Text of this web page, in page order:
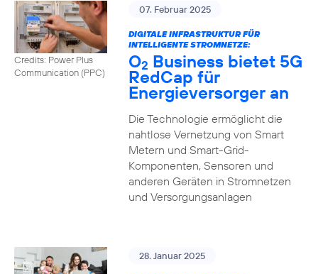
Credits: Power Plus
Communication (PPC)
07. Februar 2025
DIGITALE INFRASTRUKTUR FÜR
INTELLIGENTE STROMNETZE:
O2 Business bietet 5G
RedCap für
Energieversorger an
Die Technologie ermöglicht die
nahtlose Vernetzung von Smart
Metern und Smart-Grid-
Komponenten, Sensoren und
anderen Geräten in Stromnetzen
und Versorgungsanlagen
28. Januar 2025